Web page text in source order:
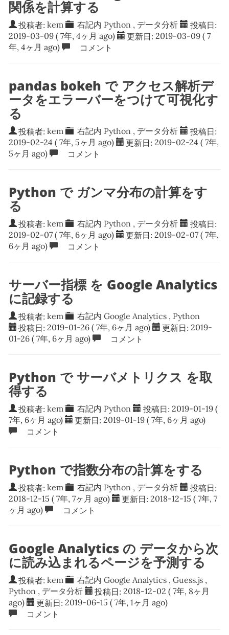
関係を計算する
投稿者: kem 右記内 Python , データ分析 投稿日:
2019-03-09 ( 7年, 4ヶ月 ago) 更新日: 2019-03-09 ( 7
年, 4ヶ月 ago)
コメント
pandas bokeh で アクセス解析デ
ータをエラーバーをつけて可視化す
る
投稿者: kem 右記内 Python , データ分析 投稿日:
2019-02-24 ( 7年, 5ヶ月 ago) 更新日: 2019-02-24 ( 7年,
5ヶ月 ago)
コメント
Python で ガンマ分布の計算をす
る
投稿者: kem 右記内 Python , データ分析 投稿日:
2019-02-07 ( 7年, 6ヶ月 ago) 更新日: 2019-02-07 ( 7年,
6ヶ月 ago)
コメント
サーバー指標 を Google Analytics
に記録する
投稿者: kem 右記内Google Analytics , Python
投稿日: 2019-01-26 ( 7年, 6ヶ月 ago) 更新日: 2019-
01-26 ( 7年, 6ヶ月 ago) コメント
Python で サーバメトリクス を取
得する
投稿者: kem 右記内 Python 投稿日: 2019-01-19(
7年, 6ヶ月 ago)
更新日: 2019-01-19 ( 7年, 6ヶ月 ago)
コメント
Python で指数分布の計算をする
投稿者: kem 右記内 Python , データ分析 投稿日:
2018-12-15 ( 7年, 7ヶ月 ago) 更新日: 2018-12-15 ( 7年, 7
ヶ月 ago)
コメント
Google Analytics の データから次
に読み込まれるページを予測する
投稿者: kem 右記内Google Analytics ,Guess.js ,
Python , データ分析 投稿日: 2018-12-02 ( 7年, 8ヶ月
ago)
更新日: 2019-06-15 ( 7年, 1ヶ月 ago)
コメント